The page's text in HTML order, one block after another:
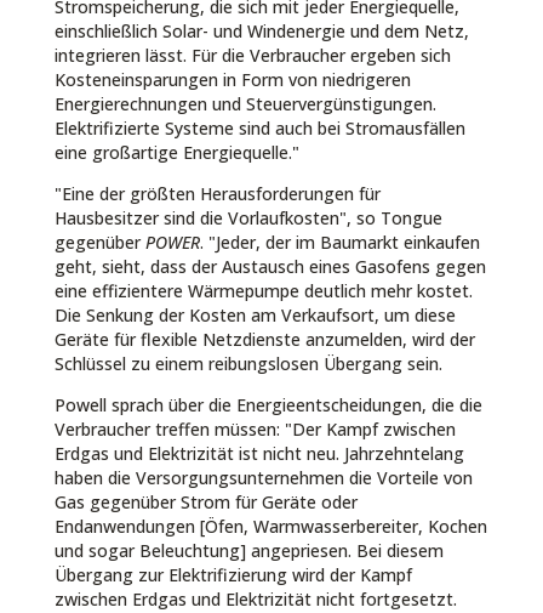
Stromspeicherung, die sich mit jeder Energiequelle,
einschließlich Solar- und Windenergie und dem Netz,
integrieren lässt. Für die Verbraucher ergeben sich
Kosteneinsparungen in Form von niedrigeren
Energierechnungen und Steuervergünstigungen.
Elektrifizierte Systeme sind auch bei Stromausfällen
eine großartige Energiequelle."
"Eine der größten Herausforderungen für
Hausbesitzer sind die Vorlaufkosten", so Tongue
gegenüberPOWER. "Jeder, der im Baumarkt einkaufen
geht, sieht, dass der Austausch eines Gasofens gegen
eine effizientere Wärmepumpe deutlich mehr kostet.
Die Senkung der Kosten am Verkaufsort, um diese
Geräte für flexible Netzdienste anzumelden, wird der
Schlüssel zu einem reibungslosen Übergang sein.
Powell sprach über die Energieentscheidungen, die die
Verbraucher treffen müssen: "Der Kampf zwischen
Erdgas und Elektrizität ist nicht neu. Jahrzehntelang
haben die Versorgungsunternehmen die Vorteile von
Gas gegenüber Strom für Geräte oder
Endanwendungen [Öfen, Warmwasserbereiter, Kochen
und sogar Beleuchtung] angepriesen. Bei diesem
Übergang zur Elektrifizierung wird der Kampf
zwischen Erdgas und Elektrizität nicht fortgesetzt.